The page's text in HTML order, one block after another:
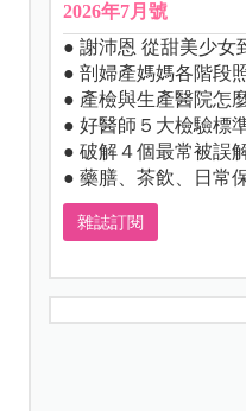
2026年7月號
● 謝沛恩 從甜美少女
● 剖婦產媽媽各階段
● 產檢與生產醫院怎
● 好醫師５大檢驗標
● 破解４個最常被誤
● 藥膳、茶飲、日常
雜誌訂閱